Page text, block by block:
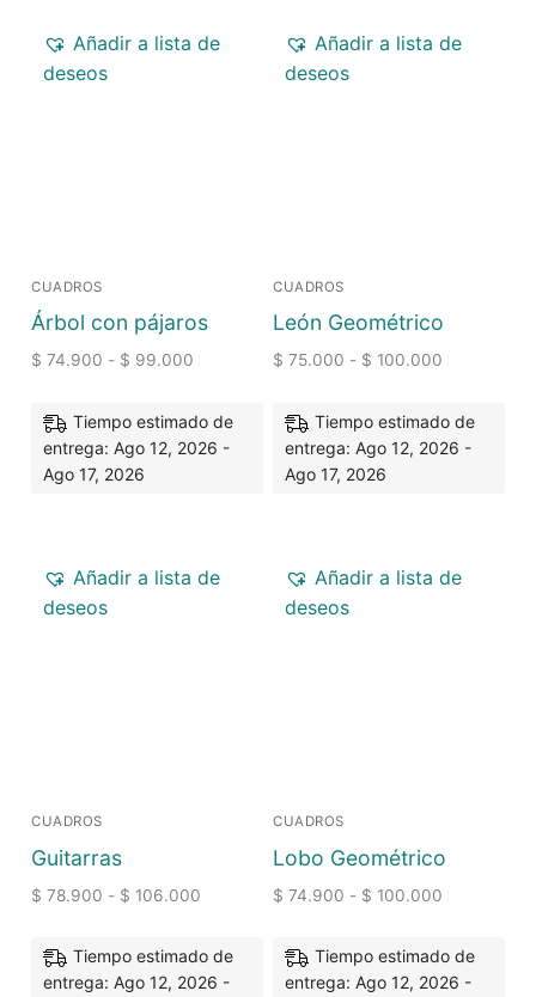
Añadir a lista de
deseos
CUADROS
Árbol con pájaros
$ 74.900 - $ 99.000
Tiempo estimado de
entrega: Ago 12, 2026 -
Ago 17, 2026
Añadir a lista de
deseos
CUADROS
León Geométrico
$ 75.000 - $ 100.000
Tiempo estimado de
entrega: Ago 12, 2026 -
Ago 17, 2026
Añadir a lista de
deseos
CUADROS
Guitarras
$ 78.900 - $ 106.000
Tiempo estimado de
entrega: Ago 12, 2026 -
Añadir a lista de
deseos
CUADROS
Lobo Geométrico
$ 74.900 - $ 100.000
Tiempo estimado de
entrega: Ago 12, 2026 -